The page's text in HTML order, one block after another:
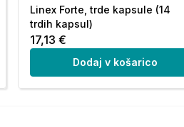
Linex Forte, trde kapsule (14
trdih kapsul)
17,13 €
Dodaj v košarico